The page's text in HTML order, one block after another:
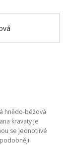
hnědo-béžová
kravaty je
se jednotlivé